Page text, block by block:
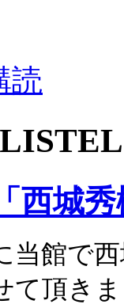
読
西城
当館で
て頂き